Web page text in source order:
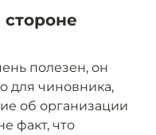
стороне
полезен, он
для чиновника,
об организации
факт, что